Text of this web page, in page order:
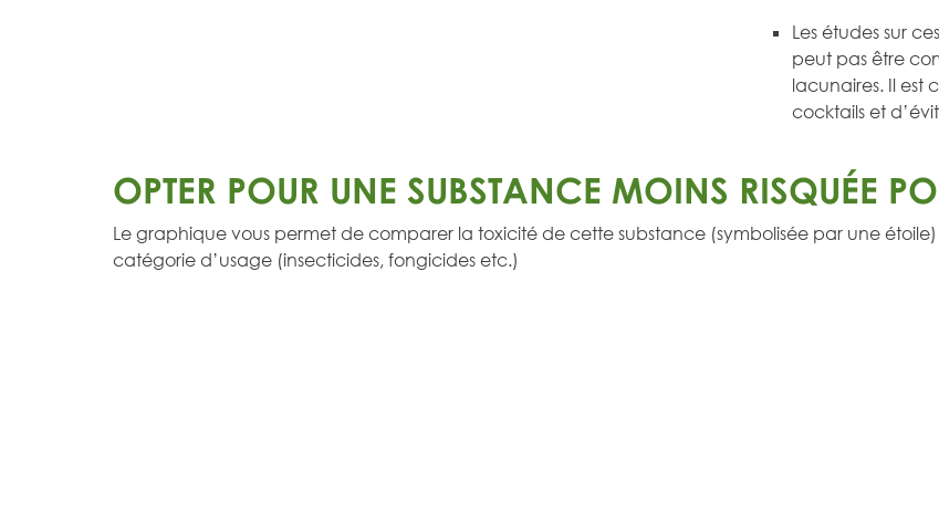
Les études sur
peut pas être
lacunaires. Il est
cocktails et
OPTER POUR UNE SUBSTANCE MOINS RISQUÉE
Le graphique vous permet de comparer la toxicité de cette substance (symbolisée par une
catégorie d’usage (insecticides, fongicides etc.)